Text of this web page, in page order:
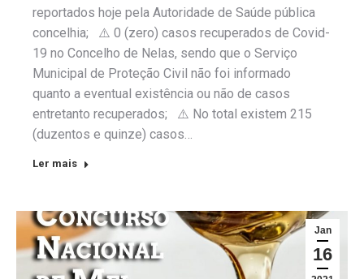
reportados hoje pela Autoridade de Saúde pública
concelhia; ⚠️ 0 (zero) casos recuperados de Covid-
19 no Concelho de Nelas, sendo que o Serviço
Municipal de Proteção Civil não foi informado
quanto a eventual existência ou não de casos
entretanto recuperados; ⚠️ No total existem 215
(duzentos e quinze) casos…
Ler mais
Jan
16